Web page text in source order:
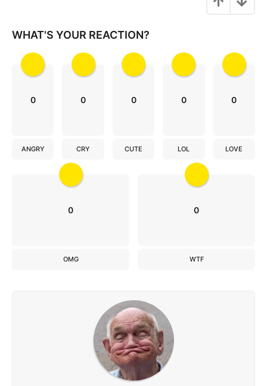
i
WHAT'S YOUR REACTION?
0
ANGRY
0
CRY
0
CUTE
0
LOL
0
LOVE
0
OMG
0
WTF